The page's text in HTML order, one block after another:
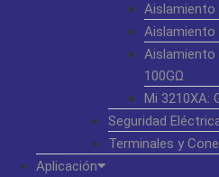
Aislamiento
Aislamiento
Aislamiento
100GΩ
Mi 3210XA:
Seguridad
Terminales y
Aplicación